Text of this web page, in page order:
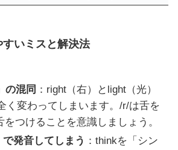
いミスと解決法
の混同 ：right（右）とlight（光）
く変わってしまいます。/r/は舌を
つけることを意識しましょう。
で発音してしまう ：thinkを「シン